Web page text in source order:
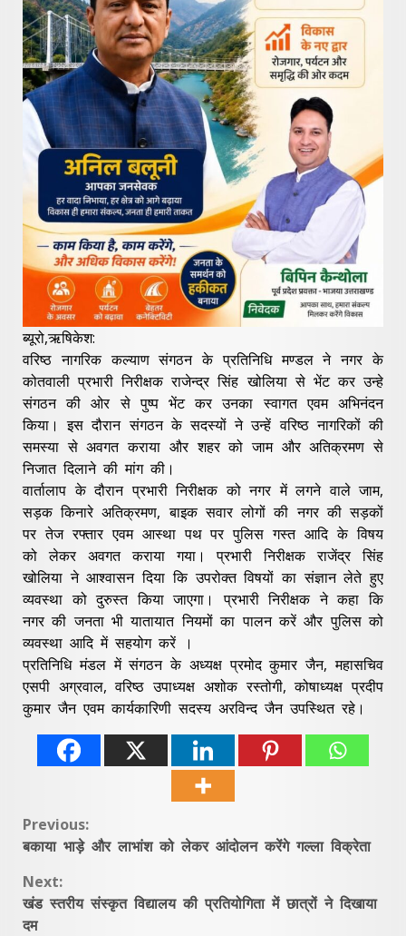
ब्यूरो,ऋषिकेश:
वरिष्ठ नागरिक कल्याण संगठन के प्रतिनिधि मण्डल ने नगर के
कोतवाली प्रभारी निरीक्षक राजेन्द्र सिंह खोलिया से भेंट कर उन्हे
संगठन की ओर से पुष्प भेंट कर उनका स्वागत एवम अभिनंदन
किया। इस दौरान संगठन के सदस्यों ने उन्हें वरिष्ठ नागरिकों की
समस्या से अवगत कराया और शहर को जाम और अतिक्रमण से
निजात दिलाने की मांग की।
वार्तालाप के दौरान प्रभारी निरीक्षक को नगर में लगने वाले जाम,
सड़क किनारे अतिक्रमण, बाइक सवार लोगों की नगर की सड़कों
पर तेज रफ्तार एवम आस्था पथ पर पुलिस गस्त आदि के विषय
को लेकर अवगत कराया गया। प्रभारी निरीक्षक राजेंद्र सिंह
खोलिया ने आश्वासन दिया कि उपरोक्त विषयों का संज्ञान लेते हुए
व्यवस्था को दुरुस्त किया जाएगा। प्रभारी निरीक्षक ने कहा कि
नगर की जनता भी यातायात नियमों का पालन करें और पुलिस को
व्यवस्था आदि में सहयोग करें ।
प्रतिनिधि मंडल में संगठन के अध्यक्ष प्रमोद कुमार जैन, महासचिव
एसपी अग्रवाल, वरिष्ठ उपाध्यक्ष अशोक रस्तोगी, कोषाध्यक्ष प्रदीप
कुमार जैन एवम कार्यकारिणी सदस्य अरविन्द जैन उपस्थित रहे।
Continue
Reading
Previous:
बकाया भाड़े और लाभांश को लेकर आंदोलन करेंगे गल्ला विक्रेता
Next:
खंड स्तरीय संस्कृत विद्यालय की प्रतियोगिता में छात्रों ने दिखाया
दम